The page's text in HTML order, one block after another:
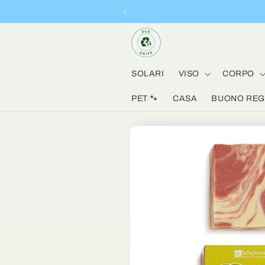
ai contenuti
SOLARI VISO CORPO
PET 🐾 CASA BUONO
Passa alle